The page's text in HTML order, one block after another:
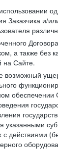
Заказчика и/
Договора
а также без
на Сайте.
возможный
указанными
действиями